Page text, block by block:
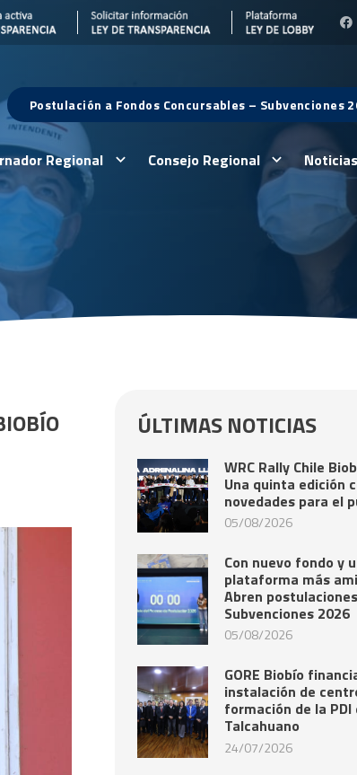
Postulación a Fondos Concursables – Subvenciones
Regional Consejo Regional Noticias
ÚLTIMAS NOTICIAS
WRC Rally Chile
Una quinta edición
novedades para el
05/08/2026
Con nuevo fondo y
plataforma más
Abren
Subvenciones 2026
05/08/2026
GORE Biobío
instalación de
formación de la PDI
Talcahuano
24/07/2026